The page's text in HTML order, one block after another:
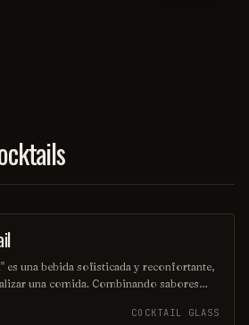
es una bebida sofisticada y reconfortante,
una comida. Combinando sabores
invita a la conversación y el relax.COCKTAIL GLASS